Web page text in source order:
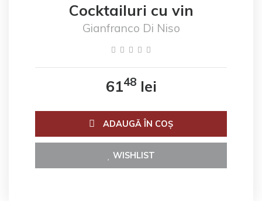
Cocktailuri cu vin
Gianfranco Di Niso
6148lei
ADAUGĂ ÎN COŞ
WISHLIST